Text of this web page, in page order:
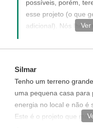
possíveis, porém,
esse projeto (o que
adicional). Nós lhe
início a execução do
valores no link ao lado:
http://
¨
Ver
Silmar
Tenho um terreno
uma pequena casa para
energia no local e não é
Este é o projeto que